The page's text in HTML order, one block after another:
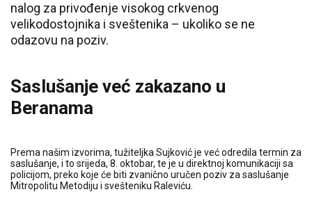
nalog za privođenje visokog crkvenog
velikodostojnika i sveštenika – ukoliko se ne
odazovu na poziv.
Saslušanje već zakazano u
Beranama
Prema našim izvorima, tužiteljka Sujković je već odredila termin za
saslušanje, i to srijeda, 8. oktobar, te je u direktnoj komunikaciji sa
policijom, preko koje će biti zvanično uručen poziv za saslušanje
Mitropolitu Metodiju i svešteniku Raleviću.